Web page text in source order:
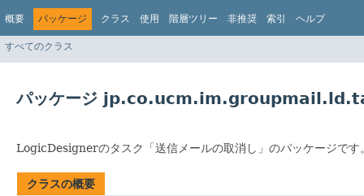
概要 パッケージ クラス 使用 階層ツリー 非推奨 索引 ヘルプ
すべてのクラス
パッケージ
LogicDesignerのタスク「送信メールの取消し」のパッケージです
クラスの概要